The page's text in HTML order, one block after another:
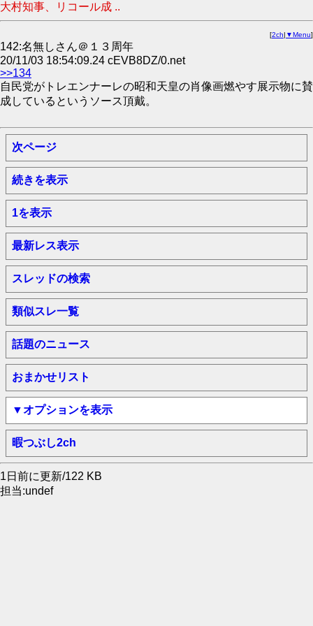
大村知事、リコール成 ..
[2ch| ▼Menu]
142:名無しさん＠１３周年
20/11/03 18:54:09.24 cEVB8DZ/0.net
>>134
自民党がトレエンナーレの昭和天皇の肖像画燃やす展示物に賛
成しているというソース頂戴。
次ページ
続きを表示
1を表示
最新レス表示
スレッドの検索
類似スレ一覧
話題のニュース
おまかせリスト
▼オプションを表示
暇つぶし2ch
1日前に更新/122 KB
担当:undef